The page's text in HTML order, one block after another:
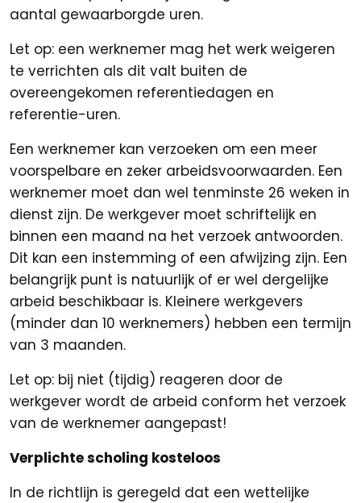
aantal gewaarborgde uren.
Let op: een werknemer mag het werk weigeren
te verrichten als dit valt buiten de
overeengekomen referentiedagen en
referentie-uren.
Een werknemer kan verzoeken om een meer
voorspelbare en zeker arbeidsvoorwaarden. Een
werknemer moet dan wel tenminste 26 weken in
dienst zijn. De werkgever moet schriftelijk en
binnen een maand na het verzoek antwoorden.
Dit kan een instemming of een afwijzing zijn. Een
belangrijk punt is natuurlijk of er wel dergelijke
arbeid beschikbaar is. Kleinere werkgevers
(minder dan 10 werknemers) hebben een termijn
van 3 maanden.
Let op: bij niet (tijdig) reageren door de
werkgever wordt de arbeid conform het verzoek
van de werknemer aangepast!
Verplichte scholing kosteloos
In de richtlijn is geregeld dat een wettelijke